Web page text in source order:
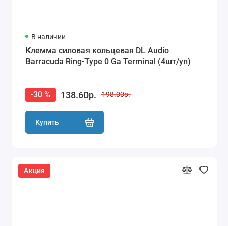
В наличии
Клемма силовая кольцевая DL Audio
Barracuda Ring-Type 0 Ga Terminal (4шт/уп)
-30 % 138.60р. 198.00р.
Купить
Акция